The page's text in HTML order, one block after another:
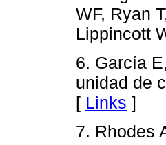
WF, Ryan
Lippincott
6. García
unidad de
[ Links ]
7. Rhodes